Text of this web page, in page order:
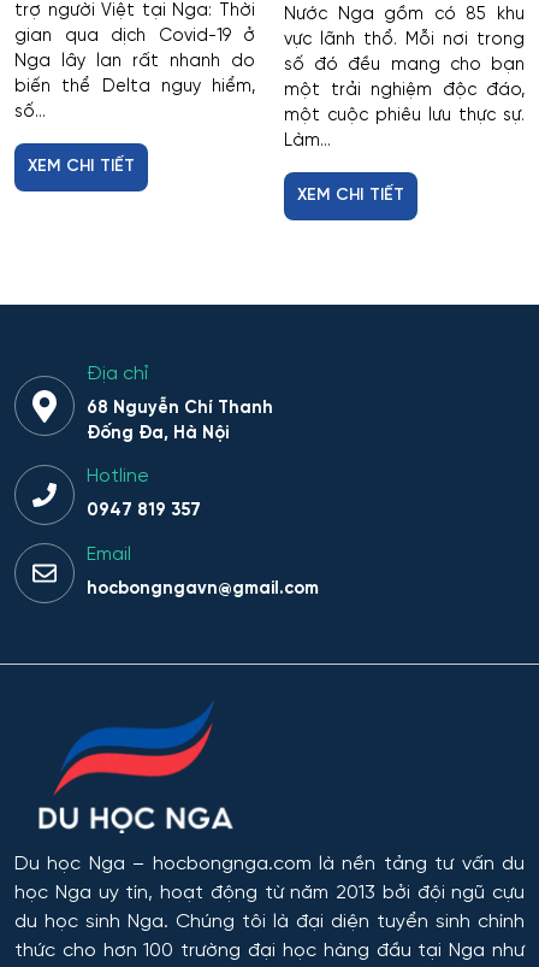
trợ người Việt tại Nga: Thời
gian qua dịch Covid-19 ở
Nga lây lan rất nhanh do
biến thể Delta nguy hiểm,
số...
XEM CHI TIẾT
Nước Nga gồm có 85 khu
vực lãnh thổ. Mỗi nơi trong
số đó đều mang cho bạn
một trải nghiệm độc đáo,
một cuộc phiêu lưu thực sự.
Làm...
XEM CHI TIẾT
Địa chỉ
68 Nguyễn Chí Thanh
Đống Đa, Hà Nội
Hotline
0947 819 357
Email
hocbongngavn@gmail.com
Du học Nga – hocbongnga.com là nền tảng tư vấn du
học Nga uy tín, hoạt động từ năm 2013 bởi đội ngũ cựu
du học sinh Nga. Chúng tôi là đại diện tuyển sinh chính
thức cho hơn 100 trường đại học hàng đầu tại Nga như